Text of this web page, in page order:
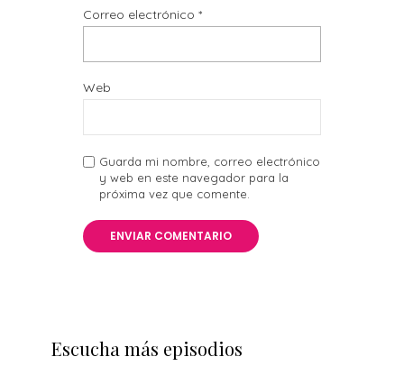
Correo electrónico *
Web
Guarda mi nombre, correo electrónico
y web en este navegador para la
próxima vez que comente.
Escucha más episodios